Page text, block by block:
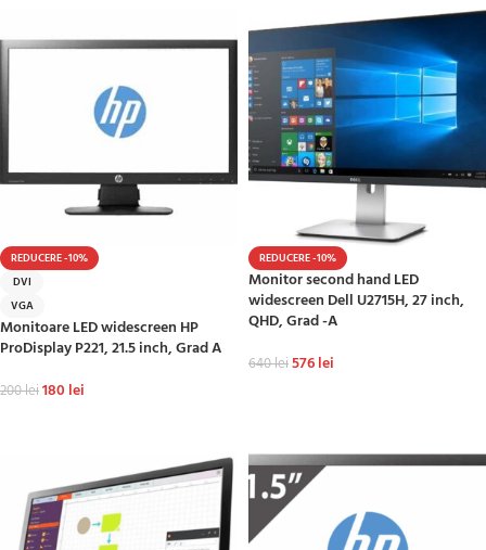
REDUCERE -10%
DVI
VGA
Monitoare LED widescreen HP
ProDisplay P221, 21.5 inch, Grad A
200lei180 lei
REDUCERE -10%
Monitor second hand LED
widescreen Dell U2715H, 27 inch,
QHD, Grad -A
640lei576lei